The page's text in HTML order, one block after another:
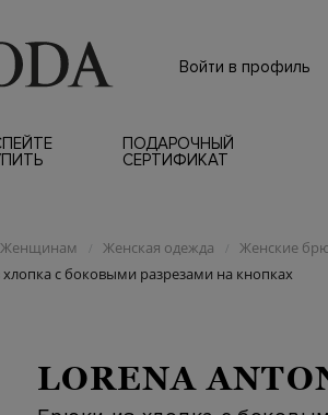
Войти в профиль
ПОДАРОЧНЫЙ
СЕРТИФИКАТ
Женщинам / Женская одежда / Женские
с боковыми разрезами на кнопках
LORENA